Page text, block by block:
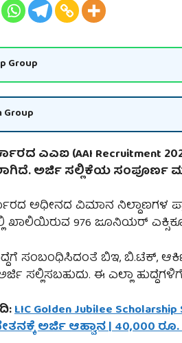
Group
Group
ಎಎಐ (AAI Recruitment
ಅರ್ಜಿ ಸಲ್ಲಿಕೆಯ ಸಂಪೂರ್ಣ
ಅಧೀನದ ವಿಮಾನ ನಿಲ್ದಾಣಗಳ
ಖಾಲಿಯಿರುವ 976 ಜೂನಿಯರ್
ಸಂಬಂಧಿಸಿದಂತೆ ಬಿಇ, ಬಿ.ಟೆಕ್,
ಸಲ್ಲಿಸಬಹುದು. ಈ ಎಲ್ಲಾ
LIC Golden Jubilee
ಅರ್ಜಿ ಆಹ್ವಾನ | 40,000